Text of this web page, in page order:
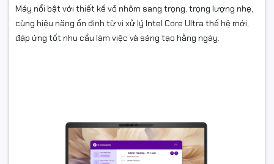
Máy nổi bật với thiết kế vỏ nhôm sang trọng, trọng lượng nhẹ,
cùng hiệu năng ổn định từ vi xử lý Intel Core Ultra thế hệ mới,
đáp ứng tốt nhu cầu làm việc và sáng tạo hằng ngày.